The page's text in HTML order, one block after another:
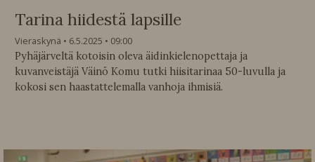
Tarina hiidestä lapsille
Vieraskynä 6.5.2025
09:00
Pyhäjärveltä kotoisin oleva äidinkielenopettaja ja
kuvanveistäjä Väinö Komu tutki hiisitarinaa 50-luvulla ja
kokosi sen haastattelemalla vanhoja ihmisiä.